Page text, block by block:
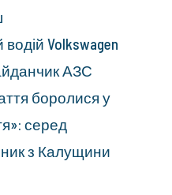
Volkswagen
АЗС
боролися у
серед
з Калущини